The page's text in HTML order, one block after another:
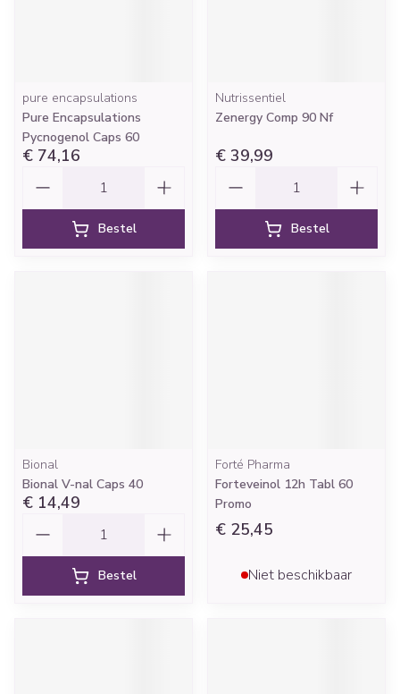
pure encapsulations
Pure Encapsulations
Pycnogenol Caps 60
€ 74,16
Bestel
Nutrissentiel
Zenergy Comp 90 Nf
€ 39,99
Bestel
Bional
Bional V-nal Caps 40
€ 14,49
Bestel
Forté Pharma
Forteveinol 12h Tabl 60
Promo
€ 25,45
Niet beschikbaar